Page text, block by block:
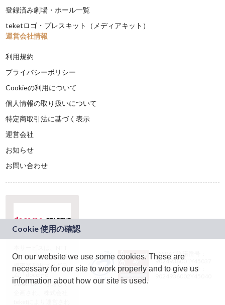
登録済み劇場・ホール一覧
teketロゴ・プレスキット（メディアキット）
運営会社情報
利用規約
プライバシーポリシー
Cookieの利用について
個人情報の取り扱いについて
特定商取引法に基づく表示
運営会社
お知らせ
お問い合わせ
ドコモグループの新
規事業創出プログラ
ム「docomo
STARTUP」を通じて
JASRAC許諾番号：
9024936001Y45037
JASRAC許諾番号：
On our website we use some cookies. These are
necessary for our site to work properly and to give us
information about how our site is used.